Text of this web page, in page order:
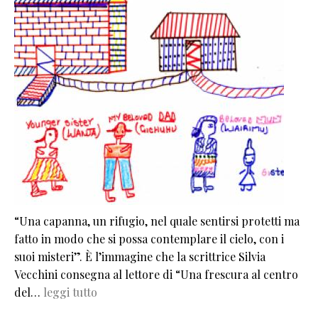
“Una capanna, un rifugio, nel quale sentirsi protetti ma
fatto in modo che si possa contemplare il cielo, con i
suoi misteri”. È l’immagine che la scrittrice Silvia
Vecchini consegna al lettore di “Una frescura al centro
del… leggi tutto